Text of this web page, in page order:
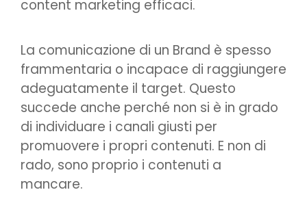
content marketing efficaci.
La comunicazione di un Brand è spesso
frammentaria o incapace di raggiungere
adeguatamente il target. Questo
succede anche perché non si è in grado
di individuare i canali giusti per
promuovere i propri contenuti. E non di
rado, sono proprio i contenuti a
mancare.